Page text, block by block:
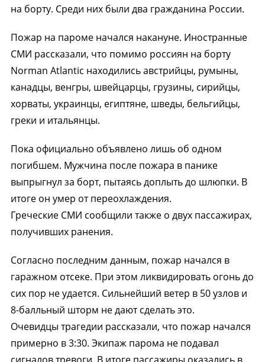
на борту. Среди них были два гражданина России.
Пожар на пароме начался накануне. Иностранные
СМИ рассказали, что помимо россиян на борту
Norman Atlantic находились австрийцы, румыны,
канадцы, венгры, швейцарцы, грузины, сирийцы,
хорваты, украинцы, египтяне, шведы, бельгийцы,
греки и итальянцы.
Пока официально объявлено лишь об одном
погибшем. Мужчина после пожара в панике
выпрыгнул за борт, пытаясь доплыть до шлюпки. В
итоге он умер от переохлаждения.
Греческие СМИ сообщили также о двух пассажирах,
получивших ранения.
Согласно последним данным, пожар начался в
гаражном отсеке. При этом ликвидировать огонь до
сих пор не удается. Сильнейший ветер в 50 узлов и
8-балльный шторм не дают сделать это.
Очевидцы трагедии рассказали, что пожар начался
примерно в 3:30. Экипаж парома не подавал